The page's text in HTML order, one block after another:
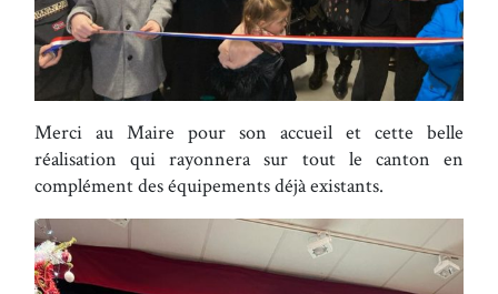
Merci au Maire pour son accueil et cette belle
réalisation qui rayonnera sur tout le canton en
complément des équipements déjà existants.